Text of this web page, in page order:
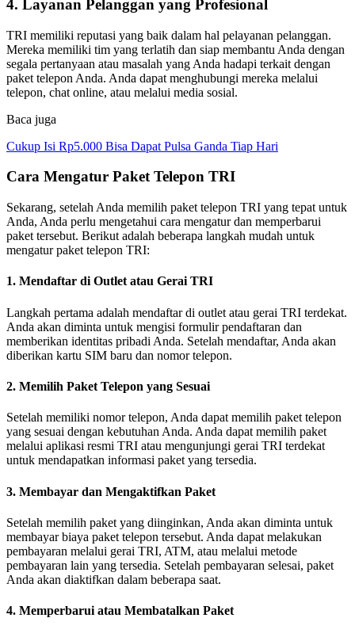
4. Layanan Pelanggan yang Profesional
TRI memiliki reputasi yang baik dalam hal pelayanan pelanggan.
Mereka memiliki tim yang terlatih dan siap membantu Anda dengan
segala pertanyaan atau masalah yang Anda hadapi terkait dengan
paket telepon Anda. Anda dapat menghubungi mereka melalui
telepon, chat online, atau melalui media sosial.
Baca juga
Cukup Isi Rp5.000 Bisa Dapat Pulsa Ganda Tiap Hari
Cara Mengatur Paket Telepon TRI
Sekarang, setelah Anda memilih paket telepon TRI yang tepat untuk
Anda, Anda perlu mengetahui cara mengatur dan memperbarui
paket tersebut. Berikut adalah beberapa langkah mudah untuk
mengatur paket telepon TRI:
1. Mendaftar di Outlet atau Gerai TRI
Langkah pertama adalah mendaftar di outlet atau gerai TRI terdekat.
Anda akan diminta untuk mengisi formulir pendaftaran dan
memberikan identitas pribadi Anda. Setelah mendaftar, Anda akan
diberikan kartu SIM baru dan nomor telepon.
2. Memilih Paket Telepon yang Sesuai
Setelah memiliki nomor telepon, Anda dapat memilih paket telepon
yang sesuai dengan kebutuhan Anda. Anda dapat memilih paket
melalui aplikasi resmi TRI atau mengunjungi gerai TRI terdekat
untuk mendapatkan informasi paket yang tersedia.
3. Membayar dan Mengaktifkan Paket
Setelah memilih paket yang diinginkan, Anda akan diminta untuk
membayar biaya paket telepon tersebut. Anda dapat melakukan
pembayaran melalui gerai TRI, ATM, atau melalui metode
pembayaran lain yang tersedia. Setelah pembayaran selesai, paket
Anda akan diaktifkan dalam beberapa saat.
4. Memperbarui atau Membatalkan Paket